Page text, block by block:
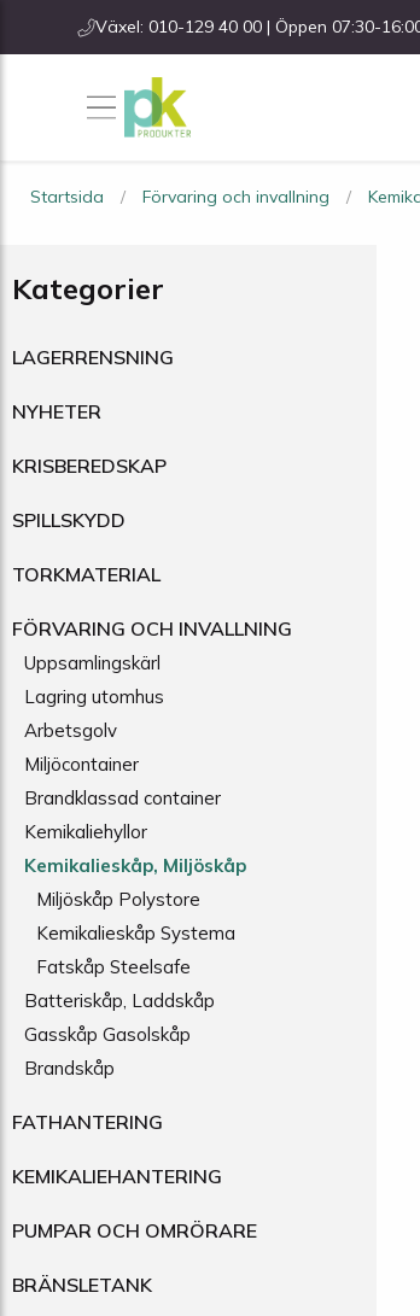
Växel: 010-129 40 00 | Öppen 07:30-
Startsida Förvaring och invallning
Kategorier
LAGERRENSNING
NYHETER
KRISBEREDSKAP
SPILLSKYDD
TORKMATERIAL
FÖRVARING OCH INVALLNING
Uppsamlingskärl
Lagring utomhus
Arbetsgolv
Miljöcontainer
Brandklassad container
Kemikaliehyllor
Kemikalieskåp, Miljöskåp
Miljöskåp Polystore
Kemikalieskåp Systema
Fatskåp Steelsafe
Batteriskåp, Laddskåp
Gasskåp Gasolskåp
Brandskåp
FATHANTERING
KEMIKALIEHANTERING
PUMPAR OCH OMRÖRARE
BRÄNSLETANK